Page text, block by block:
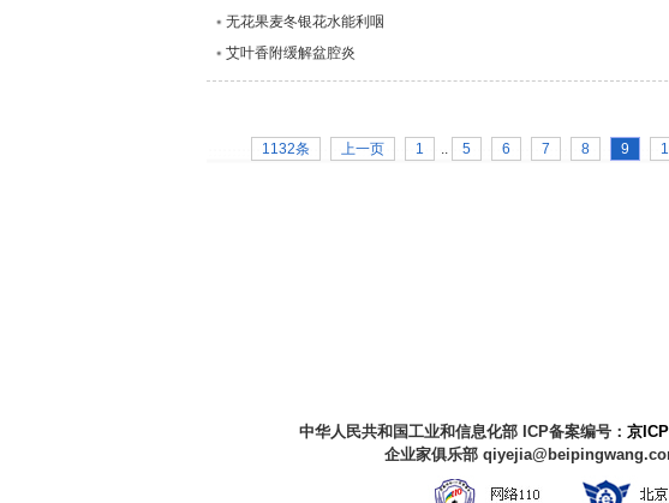
无花果麦冬银花水能利咽
艾叶香附缓解盆腔炎
1132条 上一页 1 .. 5 6 7 8 9
中华人民共和国工业和信息化部 ICP备案编号： 京
企业家俱乐部